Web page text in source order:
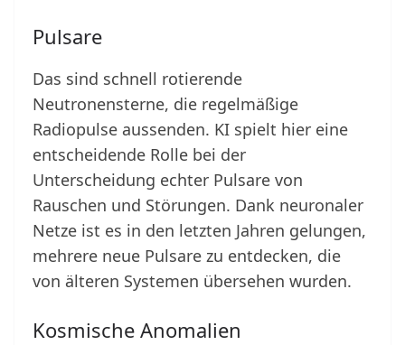
Pulsare
Das sind schnell rotierende
Neutronensterne, die regelmäßige
Radiopulse aussenden. KI spielt hier eine
entscheidende Rolle bei der
Unterscheidung echter Pulsare von
Rauschen und Störungen. Dank neuronaler
Netze ist es in den letzten Jahren gelungen,
mehrere neue Pulsare zu entdecken, die
von älteren Systemen übersehen wurden.
Kosmische Anomalien